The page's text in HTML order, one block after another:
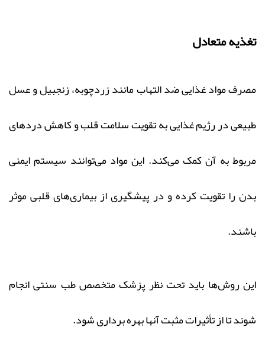
تغذیه متعادل
مصرف مواد غذایی ضد التهاب مانند زردچوبه، زنجبیل و عسل
طبیعی در رژیم غذایی به تقویت سلامت قلب و کاهش دردهای
مربوط به آن کمک می‌کند. این مواد می‌توانند سیستم ایمنی
بدن را تقویت کرده و در پیشگیری از بیماری‌های قلبی موثر
باشند.
این روش‌ها باید تحت نظر پزشک متخصص طب سنتی انجام
شوند تا از تأثیرات مثبت آنها بهره‌ برداری شود.